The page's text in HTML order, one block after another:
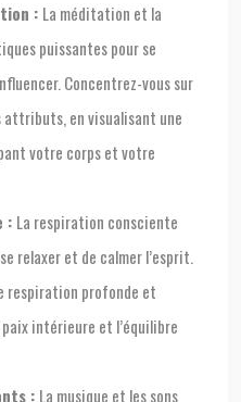
: La méditation et la
puissantes pour se
Concentrez-vous sur
en visualisant une
votre corps et votre
: La respiration consciente
relaxer et de calmer l’esprit.
respiration profonde et
intérieure et l’équilibre
: La musique et les sons